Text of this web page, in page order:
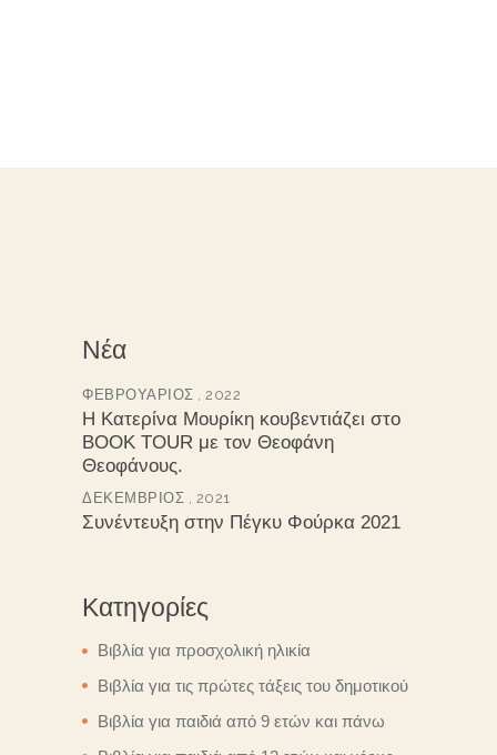
Νέα
ΦΕΒΡΟΥΆΡΙΟΣ , 2022
Η Κατερίνα Μουρίκη κουβεντιάζει στο
BOOK TOUR με τον Θεοφάνη
Θεοφάνους.
ΔΕΚΈΜΒΡΙΟΣ , 2021
Συνέντευξη στην Πέγκυ Φούρκα 2021
Κατηγορίες
Βιβλία για προσχολική ηλικία
Βιβλία για τις πρώτες τάξεις του δημοτικού
Βιβλία για παιδιά από 9 ετών και πάνω